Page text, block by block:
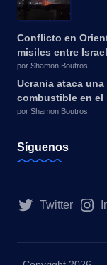
Conflicto en
misiles entre
por Shamon Boutros
Ucrania ataca
combustible en el
por Shamon Boutros
Síguenos
Twitter